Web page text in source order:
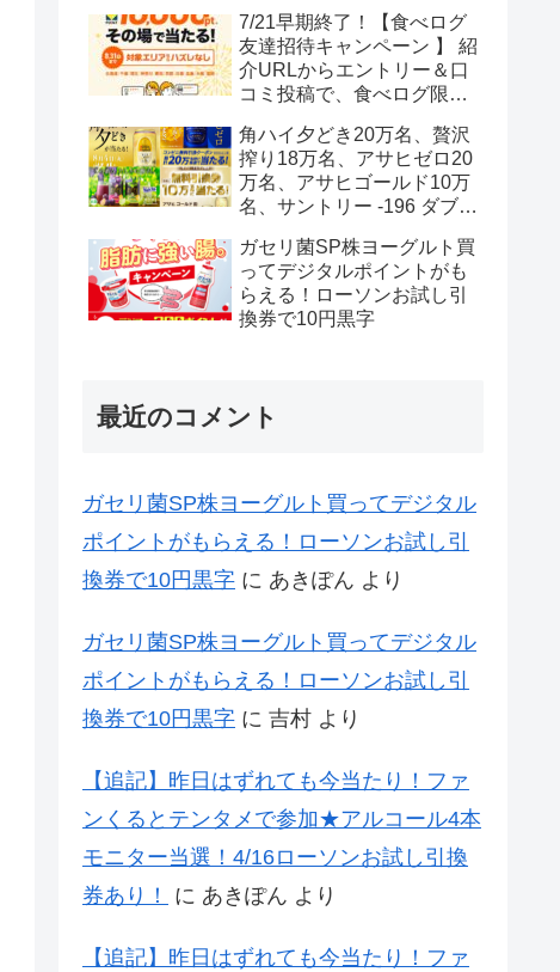
ボール12.3万名
7/21早期終了！【食べログ
友達招待キャンペーン 】 紹
介URLからエントリー＆口
コミ投稿で、食べログ限定
トがもらえる
角ハイ夕どき20万名、贅沢
搾り18万名、アサヒゼロ20
万名、アサヒゴールド10万
名、サントリー -196 ダブル
ガセリ菌SP株ヨーグルト買
ってデジタルポイントがも
らえる！ローソンお試し引
換券で10円黒字
最近のコメント
ガセリ菌SP株ヨーグルト買ってデジタル
ポイントがもらえる！ローソンお試し引
換券で10円黒字 に あきぽん より
ガセリ菌SP株ヨーグルト買ってデジタル
ポイントがもらえる！ローソンお試し引
換券で10円黒字 に 吉村 より
【追記】昨日はずれても今当たり！ファ
ンくるとテンタメで参加★アルコール4本
モニター当選！4/16ローソンお試し引換
券あり！
に あきぽん より
【追記】昨日はずれても今当たり！ファ